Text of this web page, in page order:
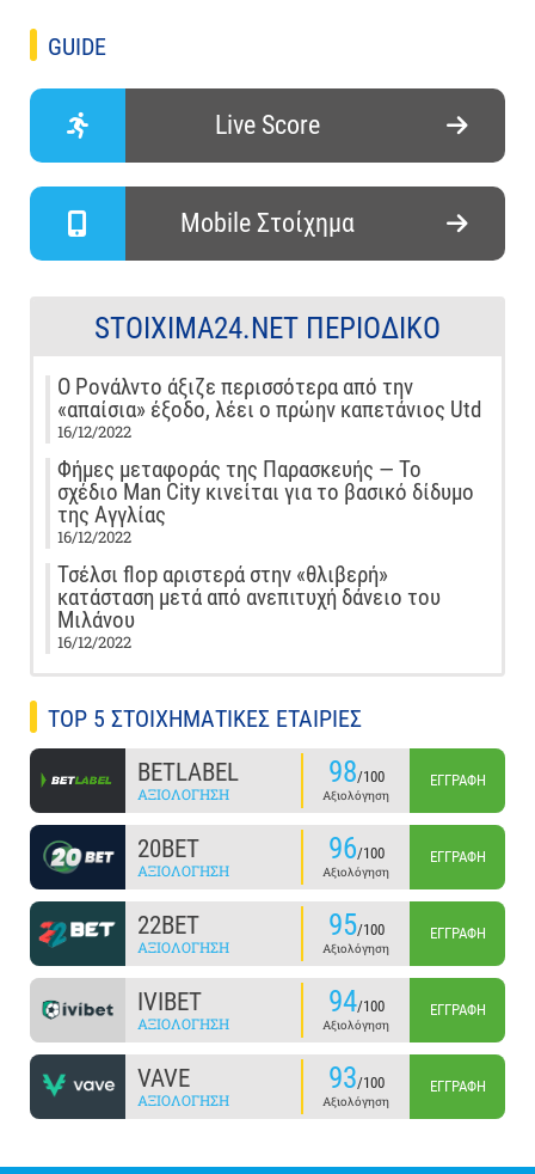
GUIDE
Live Score
Mobile Στοίχημα
STOIXIMA24.NET ΠΕΡΙΟΔΙΚΌ
Ο Ρονάλντο άξιζε περισσότερα από την
«απαίσια» έξοδο, λέει ο πρώην καπετάνιος Utd
16/12/2022
Φήμες μεταφοράς της Παρασκευής — Το
σχέδιο Man City κινείται για το βασικό δίδυμο
της Αγγλίας
16/12/2022
Τσέλσι flop αριστερά στην «θλιβερή»
κατάσταση μετά από ανεπιτυχή δάνειο του
Μιλάνου
16/12/2022
TOP 5 ΣΤΟΙΧΗΜΑΤΙΚΕΣ ΕΤΑΙΡΙΕΣ
BETLABEL
ΑΞΙΟΛΌΓΗΣΗ
98/100
Αξιολόγηση
ΕΓΓΡΑΦΉ
20BET
ΑΞΙΟΛΌΓΗΣΗ
96/100
Αξιολόγηση
ΕΓΓΡΑΦΉ
22BET
ΑΞΙΟΛΌΓΗΣΗ
95/100
Αξιολόγηση
ΕΓΓΡΑΦΉ
IVIBET
ΑΞΙΟΛΌΓΗΣΗ
94/100
Αξιολόγηση
ΕΓΓΡΑΦΉ
VAVE
ΑΞΙΟΛΌΓΗΣΗ
93/100
Αξιολόγηση
ΕΓΓΡΑΦΉ